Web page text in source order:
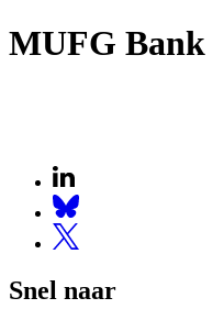
MUFG Bank
Snel naar